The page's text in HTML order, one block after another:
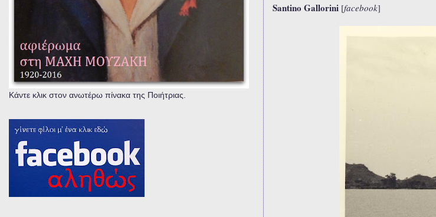
Santino Gallorini [facebook]
Κάντε κλικ στον ανωτέρω πίνακα της Ποιήτριας.